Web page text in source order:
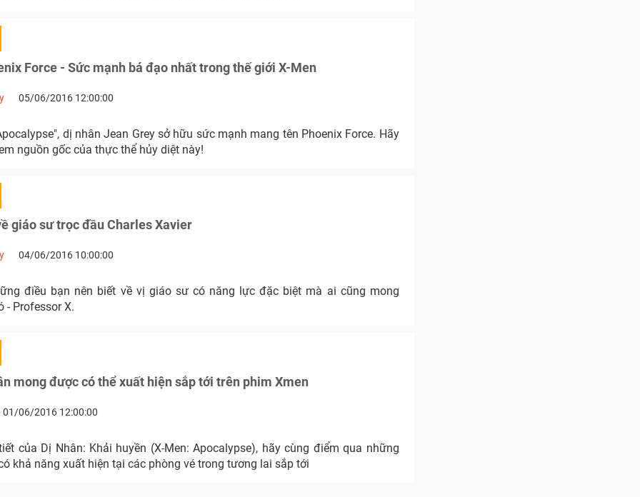
Force - Sức mạnh bá đạo nhất trong thế giới X-Men
05/06/2016 12:00:00
dị nhân Jean Grey sở hữu sức mạnh mang tên Phoenix Force. Hãy
nguồn gốc của thực thể hủy diệt này!
giáo sư trọc đầu Charles Xavier
04/06/2016 10:00:00
điều bạn nên biết về vị giáo sư có năng lực đặc biệt mà ai cũng mong
- Professor X.
mong được có thể xuất hiện sắp tới trên phim Xmen
01/06/2016 12:00:00
của Dị Nhân: Khải huyền (X-Men: Apocalypse), hãy cùng điểm qua những
khả năng xuất hiện tại các phòng vé trong tương lai sắp tới